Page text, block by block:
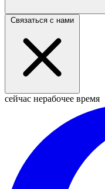
Связаться с нами
сейчас нерабочее время